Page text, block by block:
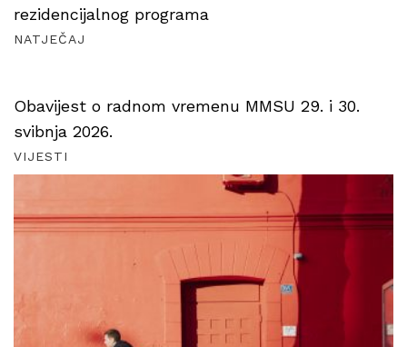
rezidencijalnog programa
NATJEČAJ
Obavijest o radnom vremenu MMSU 29. i 30.
svibnja 2026.
VIJESTI